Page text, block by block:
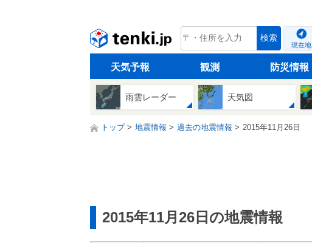
tenki.jp 検索
現在地
天気予報 観測 防災情報
雨雲レーダー 天気図
トップ 地震情報 過去の地震情報 2015年11月26日
2015年11月26日の地震情報